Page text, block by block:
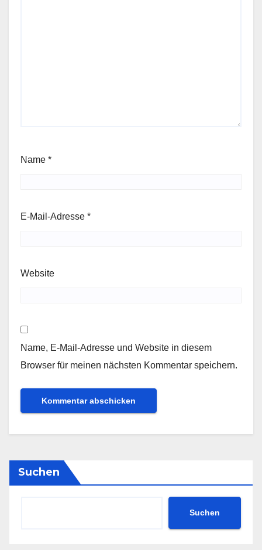
Name *
E-Mail-Adresse *
Website
Name, E-Mail-Adresse und Website in diesem
Browser für meinen nächsten Kommentar speichern.
Suchen
Suchen